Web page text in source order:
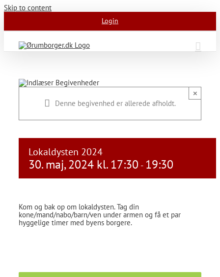
Skip to content
Login
Denne begivenhed er allerede afholdt.
×
Lokaldysten 2024
30. maj, 2024 kl. 17:30 - 19:30
Kom og bak op om lokaldysten. Tag din
kone/mand/nabo/barn/ven under armen og få et par
hyggelige timer med byens borgere.